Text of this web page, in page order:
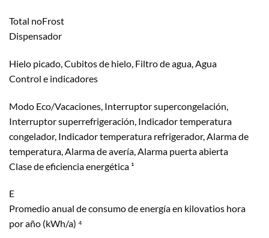
Total noFrost
Dispensador
Hielo picado, Cubitos de hielo, Filtro de agua, Agua
Control e indicadores
Modo Eco/Vacaciones, Interruptor supercongelación,
Interruptor superrefrigeración, Indicador temperatura
congelador, Indicador temperatura refrigerador, Alarma de
temperatura, Alarma de avería, Alarma puerta abierta
Clase de eficiencia energética ¹
E
Promedio anual de consumo de energía en kilovatios hora
por año (kWh/a) ⁴